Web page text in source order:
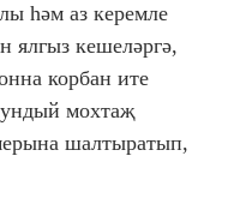
һәм аз керемле
ялгыз кешеләргә,
корбан ите
мохтаҗ
шалтыратып,